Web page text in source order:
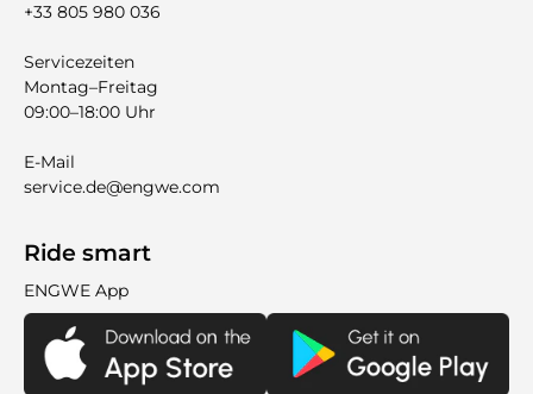
+33 805 980 036
Servicezeiten
Montag–Freitag
09:00–18:00 Uhr
E-Mail
service.de@engwe.com
Ride smart
ENGWE App